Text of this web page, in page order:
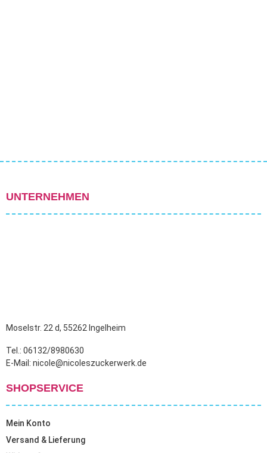
UNTERNEHMEN
Moselstr. 22 d, 55262 Ingelheim
Tel.: 06132/8980630
E-Mail: nicole@nicoleszuckerwerk.de
SHOPSERVICE
Mein Konto
Versand & Lieferung